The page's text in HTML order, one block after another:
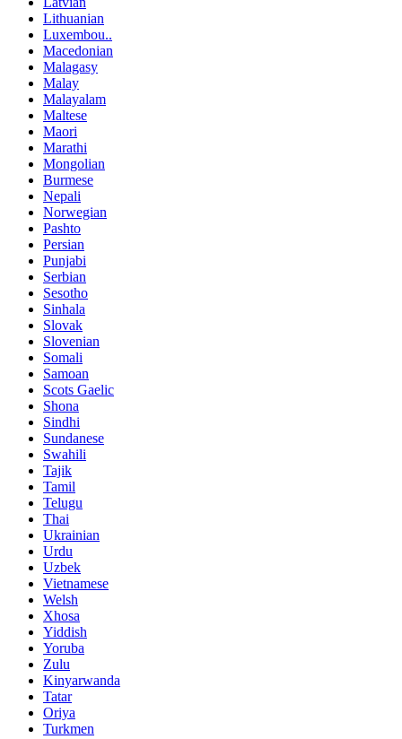
Lithuanian
Luxembou..
Macedonian
Malagasy
Malay
Malayalam
Maltese
Maori
Marathi
Mongolian
Burmese
Nepali
Norwegian
Pashto
Persian
Punjabi
Serbian
Sesotho
Sinhala
Slovak
Slovenian
Somali
Samoan
Scots Gaelic
Shona
Sindhi
Sundanese
Swahili
Tajik
Tamil
Telugu
Thai
Ukrainian
Urdu
Uzbek
Vietnamese
Welsh
Xhosa
Yiddish
Yoruba
Zulu
Kinyarwanda
Tatar
Oriya
Turkmen